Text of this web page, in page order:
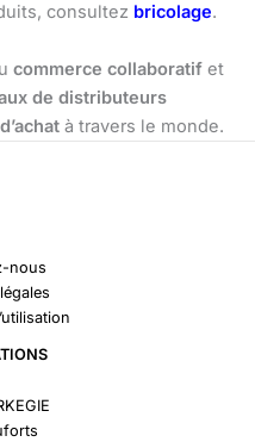
consultez bricolage.
commerce collaboratif et
de distributeurs
à travers le monde.
nous